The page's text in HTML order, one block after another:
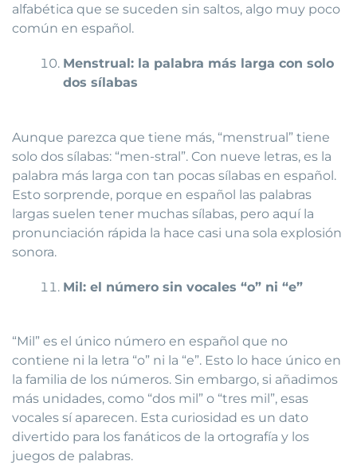
alfabética que se suceden sin saltos, algo muy poco
común en español.
Menstrual: la palabra más larga con solo
dos sílabas
Aunque parezca que tiene más, “menstrual” tiene
solo dos sílabas: “men-stral”. Con nueve letras, es la
palabra más larga con tan pocas sílabas en español.
Esto sorprende, porque en español las palabras
largas suelen tener muchas sílabas, pero aquí la
pronunciación rápida la hace casi una sola explosión
sonora.
Mil: el número sin vocales “o” ni “e”
“Mil” es el único número en español que no
contiene ni la letra “o” ni la “e”. Esto lo hace único en
la familia de los números. Sin embargo, si añadimos
más unidades, como “dos mil” o “tres mil”, esas
vocales sí aparecen. Esta curiosidad es un dato
divertido para los fanáticos de la ortografía y los
juegos de palabras.